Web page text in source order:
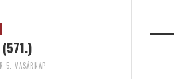
(571.)
5. VASÁRNAP